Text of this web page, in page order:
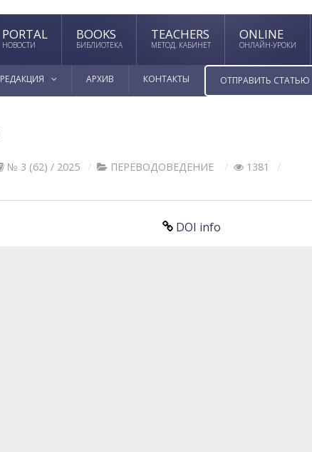
PORTAL
НОВОСТИ
BOOKS
БИБЛИОТЕКА
TEACHERS
МЕТОД. КАБИНЕТ
ONLINE
ОНЛАЙН-УРОКИ
РЕДАКЦИЯ АРХИВ КОНТАКТЫ ОТПРАВИТЬ СТАТЬЮ
№ 3 (62) / 2025 ПЕРЕВОДОВЕДЕНИЕ 1381
DOI info